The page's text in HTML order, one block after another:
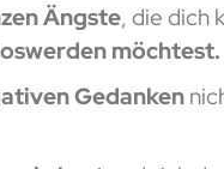
Ängste, die dich
möchtest.
Gedanken